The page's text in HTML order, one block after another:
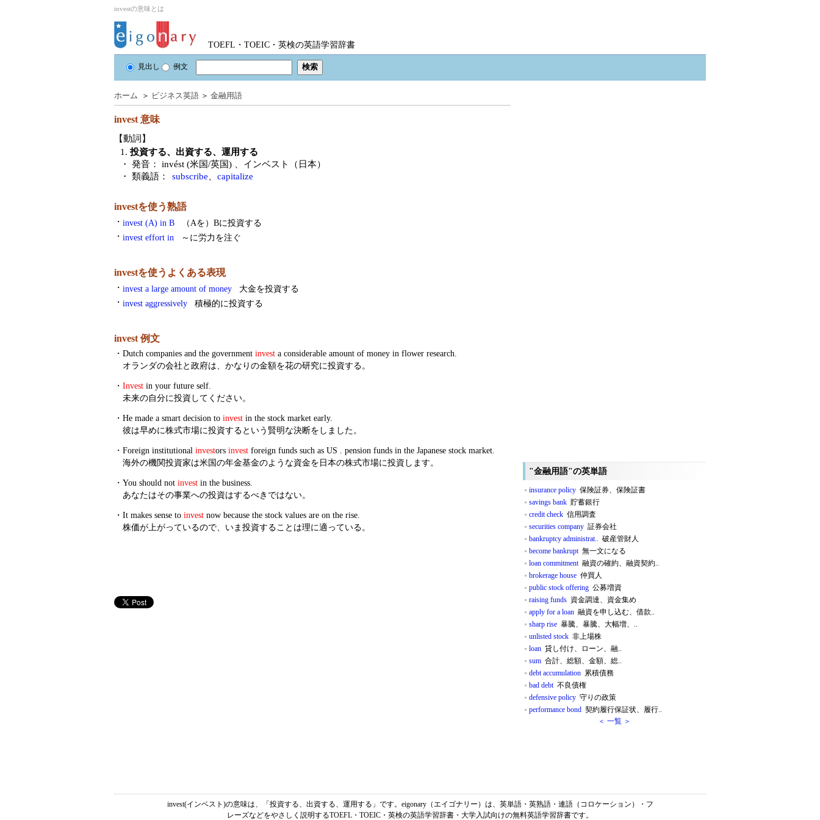
investの意味とは
TOEFL・TOEIC・英検の英語学習辞書
見出し 例文
ホーム ＞ ビジネス英語 ＞ 金融用語
invest 意味
【動詞】
1. 投資する、出資する、運用する
・ 発音：
invést (米国/英国)
、インベスト（日本）
・ 類義語：
subscribe capitalize
investを使う熟語
・ invest (A) in B
（Aを）Bに投資する
・ invest effort in ～に労力を注ぐ
investを使うよくある表現
・ invest a large amount of money
大金を投資する
・ invest aggressively 積極的に投資する
invest 例文
・ Dutch companies and the government invest a considerable amount of money in flower research.
オランダの会社と政府は、かなりの金額を花の研究に投資する。
・ Invest in your future self.
未来の自分に投資してください。
・ He made a smart decision to invest in the stock market early.
彼は早めに株式市場に投資するという賢明な決断をしました。
・ Foreign institutional investors invest foreign funds such as US . pension funds in the Japanese stock market.
海外の機関投資家は米国の年金基金のような資金を日本の株式市場に投資します。
・ You should not invest in the business.
あなたはその事業への投資はするべきではない。
・ It makes sense to invest now because the stock values are on the rise.
株価が上がっているので、いま投資することは理に適っている。
"金融用語"の英単語
insurance policy 保険証券、保険証書
savings bank 貯蓄銀行
credit check 信用調査
securities company 証券会社
bankruptcy administrat.. 破産管財人
become bankrupt無一文になる
loan commitment融資の確約、融資契約..
brokerage house 仲買人
public stock offering 公募増資
raising funds 資金調達、資金集め
apply for a loan 融資を申し込む、借款..
sharp rise 暴騰、暴騰、大幅増、..
unlisted stock 非上場株
loan 貸し付け、ローン、融..
sum 合計、総額、金額、総..
debt accumulation 累積債務
bad debt不良債権
defensive policy 守りの政策
performance bond 契約履行保証状、履行..
＜ 一覧 ＞
invest(インベスト)の意味は、「投資する、出資する、運用する」です。eigonary（エイゴナリー）は、英単語・英熟語・連語（コロケーション）・フ
レーズなどをやさしく説明するTOEFL・TOEIC・英検の英語学習辞書・大学入試向けの無料英語学習辞書です。